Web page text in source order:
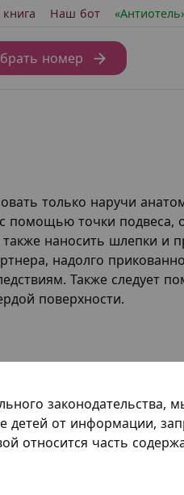
законодательства,
детей от информации,
относится часть
книга Наш бот
номер
только наручи
точки подвеса,
наносить шлепки и
надолго
Также следует
поверхности.
Забронировать